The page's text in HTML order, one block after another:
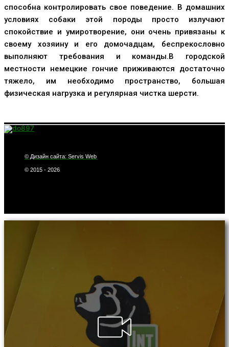
способна контролировать свое поведение. В домашних
условиях собаки этой породы просто излучают
спокойствие и умиротворение, они очень привязаны к
своему хозяину и его домочадцам, беспрекословно
выполняют требования и команды.В городской
местности немецкие гончие приживаются достаточно
тяжело, им необходимо пространство, большая
физическая нагрузка и регулярная чистка шерсти.
© Дизайн сайта: Servis Web
© 2015 - 2026